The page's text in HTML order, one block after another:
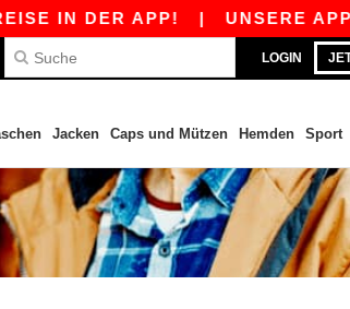
APP!|UNSERE APP IST LIVE!
LOGIN
Jacken Caps und Mützen Hemden Sport